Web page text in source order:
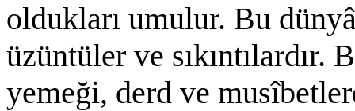
oldukları umulur. Bu
üzüntüler ve sıkıntılardır.
yemeği, derd ve